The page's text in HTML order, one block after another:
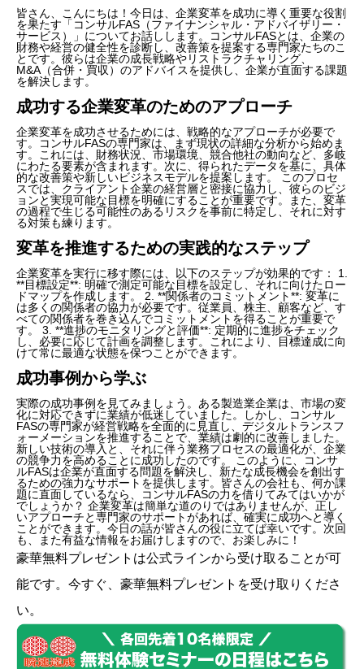
皆さん、こんにちは！今日は、企業変革を成功に導く重要な役割
を果たす「コンサルFAS（ファイナンシャル・アドバイザリー・
サービス）」についてお話しします。コンサルFASとは、企業の
財務や経営の健全性を診断し、改善策を提案する専門家たちのこ
とです。彼らは企業の成長戦略やリストラクチャリング、
M&A（合併・買収）のアドバイスを提供し、企業が直面する課題
を解決します。
成功する企業変革のためのアプローチ
企業変革を成功させるためには、戦略的なアプローチが必要で
す。コンサルFASの専門家は、まず現状の詳細な分析から始めま
す。これには、財務状況、市場環境、競合他社の動向など、多岐
にわたる要素が含まれます。次に、得られたデータを基に、具体
的な改善策や新しいビジネスモデルを提案します。 このプロセ
スでは、クライアント企業の経営層と密接に協力し、彼らのビジ
ョンと実現可能な目標を明確にすることが重要です。また、変革
の過程で生じる可能性のあるリスクを事前に特定し、それに対す
る対策も練ります。
変革を推進するための実践的なステップ
企業変革を実行に移す際には、以下のステップが効果的です： 1.
**目標設定**: 明確で測定可能な目標を設定し、それに向けたロー
ドマップを作成します。 2. **関係者のコミットメント**: 変革に
は多くの関係者の協力が必要です。従業員、株主、顧客など、す
べての関係者を巻き込んでコミットメントを得ることが重要で
す。 3. **進捗のモニタリングと評価**: 定期的に進捗をチェック
し、必要に応じて計画を調整します。これにより、目標達成に向
けて常に最適な状態を保つことができます。
成功事例から学ぶ
実際の成功事例を見てみましょう。ある製造業企業は、市場の変
化に対応できずに業績が低迷していました。しかし、コンサル
FASの専門家が経営戦略を全面的に見直し、デジタルトランスフ
ォーメーションを推進することで、業績は劇的に改善しました。
新しい技術の導入と、それに伴う業務プロセスの最適化が、企業
の競争力を高めることに成功したのです。 このように、コンサ
ルFASは企業が直面する問題を解決し、新たな成長機会を創出す
るための強力なサポートを提供します。皆さんの会社も、何か課
題に直面しているなら、コンサルFASの力を借りてみてはいかが
でしょうか？ 企業変革は簡単な道のりではありませんが、正し
いアプローチと専門家のサポートがあれば、確実に成功へと導く
ことができます。今日の話が皆さんの役に立てば幸いです。次回
も、また有益な情報をお届けしますので、お楽しみに！
豪華無料プレゼントは公式ラインから受け取ることが可
能です。今すぐ、豪華無料プレゼントを受け取りくださ
い。